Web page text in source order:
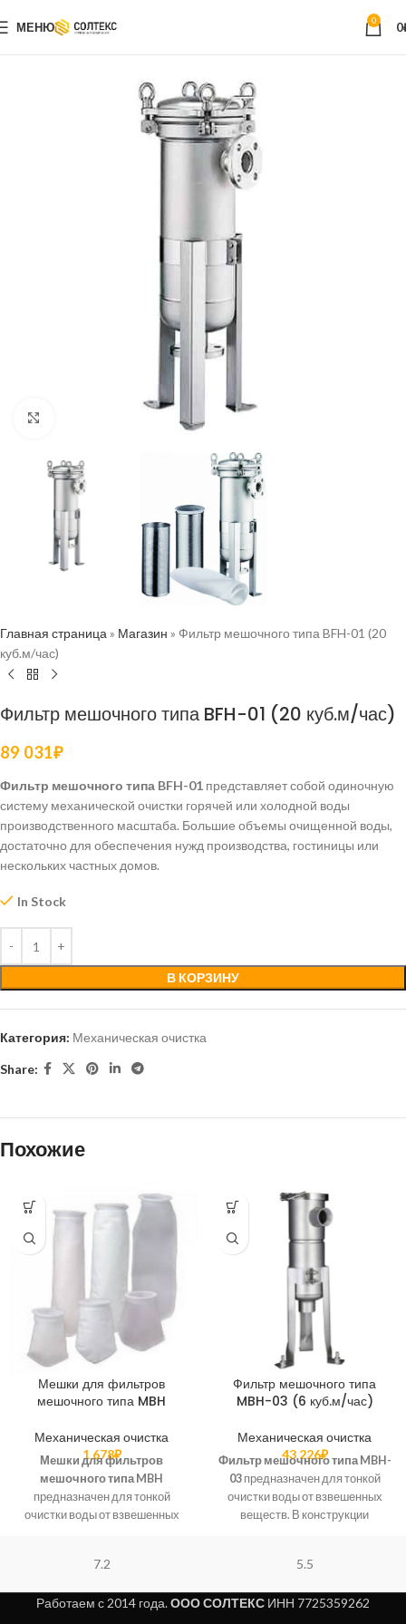
МЕНЮ 0 0
Нажмите, чтобы увеличить
Главная страница » Магазин » Фильтр мешочного типа BFH-01 (20
куб.м/час)
Фильтр мешочного типа BFH-01 (20 куб.м/час)
89 031₽
Фильтр мешочного типа BFH-01 представляет собой одиночную
систему механической очистки горячей или холодной воды
производственного масштаба. Большие объемы очищенной воды,
достаточно для обеспечения нужд производства, гостиницы или
нескольких частных домов.
In Stock
В КОРЗИНУ
Категория: Механическая очистка
Share:
Похожие
Мешки для фильтров
мешочного типа MBH
Механическая очистка
1 678₽
Мешки для фильтров
мешочного типа MBH
предназначен для тонкой
очистки воды от взвешенных
принцип тонкослойного
высокопористый материал, в
Фильтр мешочного типа
MBH-03 (6 куб.м/час)
Механическая очистка
43 226₽
Фильтр мешочного типа MBH-
03предназначен для тонкой
очистки воды от взвешенных
веществ. В конструкции
фильтрования через
качестве которого
7.2 5.5
Работаем с 2014 года.ООО СОЛТЕКС ИНН 7725359262